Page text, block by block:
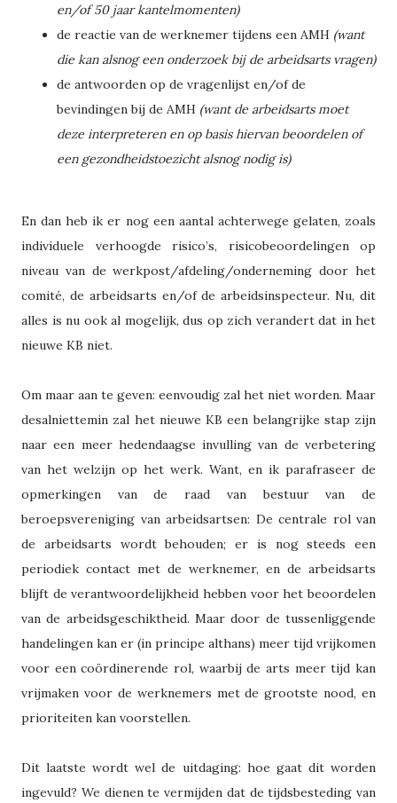
en/of 50 jaar kantelmomenten)
de reactie van de werknemer tijdens een AMH (want
die kan alsnog een onderzoek bij de arbeidsarts vragen)
de antwoorden op de vragenlijst en/of de
bevindingen bij de AMH (want de arbeidsarts moet
deze interpreteren en op basis hiervan beoordelen of
een gezondheidstoezicht alsnog nodig is)
En dan heb ik er nog een aantal achterwege gelaten, zoals
individuele verhoogde risico’s, risicobeoordelingen op
niveau van de werkpost/afdeling/onderneming door het
comité, de arbeidsarts en/of de arbeidsinspecteur. Nu, dit
alles is nu ook al mogelijk, dus op zich verandert dat in het
nieuwe KB niet.
Om maar aan te geven: eenvoudig zal het niet worden. Maar
desalniettemin zal het nieuwe KB een belangrijke stap zijn
naar een meer hedendaagse invulling van de verbetering
van het welzijn op het werk. Want, en ik parafraseer de
opmerkingen van de raad van bestuur van de
beroepsvereniging van arbeidsartsen: De centrale rol van
de arbeidsarts wordt behouden; er is nog steeds een
periodiek contact met de werknemer, en de arbeidsarts
blijft de verantwoordelijkheid hebben voor het beoordelen
van de arbeidsgeschiktheid. Maar door de tussenliggende
handelingen kan er (in principe althans) meer tijd vrijkomen
voor een coördinerende rol, waarbij de arts meer tijd kan
vrijmaken voor de werknemers met de grootste nood, en
prioriteiten kan voorstellen.
Dit laatste wordt wel de uitdaging: hoe gaat dit worden
ingevuld? We dienen te vermijden dat de tijdsbesteding van